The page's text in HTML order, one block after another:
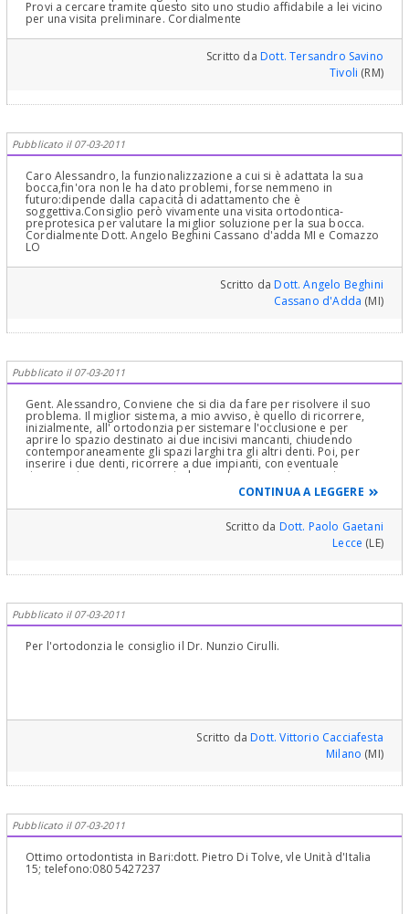
Provi a cercare tramite questo sito uno studio affidabile a lei vicino
per una visita preliminare. Cordialmente
Scritto daDott. Tersandro Savino
Tivoli (RM)
Pubblicato il 07-03-2011
Caro Alessandro, la funzionalizzazione a cui si è adattata la sua
bocca,fin'ora non le ha dato problemi, forse nemmeno in
futuro:dipende dalla capacità di adattamento che è
soggettiva.Consiglio però vivamente una visita ortodontica-
preprotesica per valutare la miglior soluzione per la sua bocca.
Cordialmente Dott. Angelo Beghini Cassano d'adda MI e Comazzo
LO
Scritto daDott. Angelo Beghini
Cassano d'Adda (MI)
Pubblicato il 07-03-2011
Gent. Alessandro, Conviene che si dia da fare per risolvere il suo
problema. Il miglior sistema, a mio avviso, è quello di ricorrere,
inizialmente, all' ortodonzia per sistemare l'occlusione e per
aprire lo spazio destinato ai due incisivi mancanti, chiudendo
contemporaneamente gli spazi larghi tra gli altri denti. Poi, per
inserire i due denti, ricorrere a due impianti, con eventuale
rigenerazione ossea e gengivale, e a due corone in ceramica
integrale. Le assicuro, dall'esperienza che ho in questo campo, che
sono lavori che danno una grande soddisfazione al paziente in
termini di miglioramento dell'estetica e della funzione. Mi contatti
pure se vuole maggiori particolari. Cordiali saluti.
CONTINUA A LEGGERE
Scritto da Dott. Paolo Gaetani
Lecce (LE)
Pubblicato il 07-03-2011
Per l'ortodonzia le consiglio il Dr. Nunzio Cirulli.
Scritto daDott. Vittorio Cacciafesta
Milano (MI)
Pubblicato il 07-03-2011
Ottimo ortodontista in Bari:dott. Pietro Di Tolve, vle Unità d'Italia
15; telefono:080 5427237